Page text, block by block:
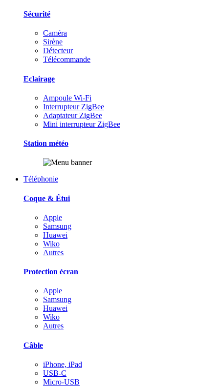
Sécurité
Caméra
Sirène
Détecteur
Télécommande
Eclairage
Ampoule Wi-Fi
Interrupteur ZigBee
Adaptateur ZigBee
Mini interrupteur ZigBee
Station météo
Téléphonie
Coque & Étui
Apple
Samsung
Huawei
Wiko
Autres
Protection écran
Apple
Samsung
Huawei
Wiko
Autres
Câble
iPhone, iPad
USB-C
Micro-USB